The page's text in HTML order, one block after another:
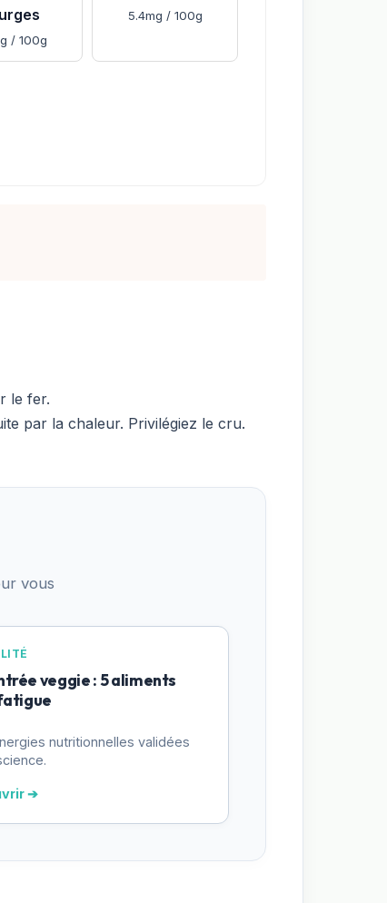
/ 100g
5.4mg / 100g
le fer.
par la chaleur. Privilégiez le cru.
vous
veggie : 5 aliments
nutritionnelles validées
➔